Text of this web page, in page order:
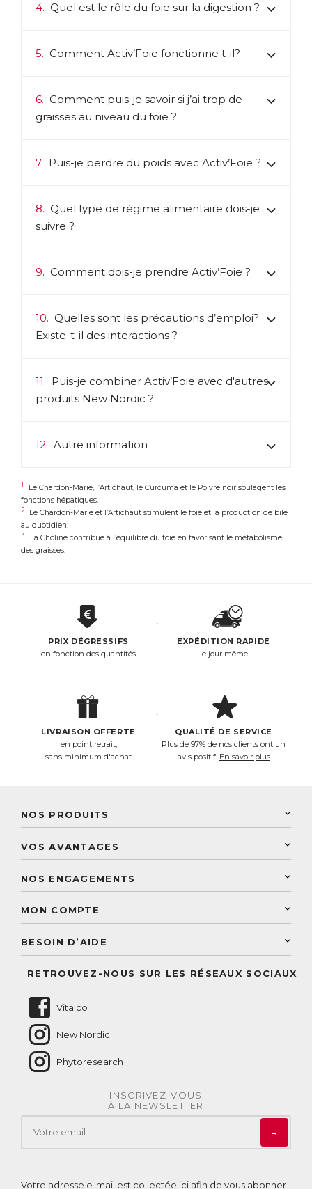
4. Quel est le rôle du foie sur la digestion ?
5. Comment Activ’Foie fonctionne t-il?
6. Comment puis-je savoir si j’ai trop de
graisses au niveau du foie ?
7. Puis-je perdre du poids avec Activ’Foie ?
8. Quel type de régime alimentaire dois-je
suivre ?
9. Comment dois-je prendre Activ’Foie ?
10. Quelles sont les précautions d’emploi?
Existe-t-il des interactions ?
11. Puis-je combiner Activ’Foie avec d'autres
produits New Nordic ?
12. Autre information
1
Le Chardon-Marie, l’Artichaut, le Curcuma et le Poivre noir soulagent les
fonctions hépatiques.
2
Le Chardon-Marie et l’Artichaut stimulent le foie et la production de bile
au quotidien.
3
La Choline contribue à l’équilibre du foie en favorisant le métabolisme
des graisses.
PRIX DÉGRESSIFS
en fonction des quantités
EXPÉDITION RAPIDE
le jour même
LIVRAISON OFFERTE
en point retrait,
sans minimum d'achat
QUALITÉ DE SERVICE
Plus de 97% de nos clients ont un
avis positif. En savoir plus
NOS PRODUITS
Laboratoire Landais
Découvrez le catalogue
VOS AVANTAGES
Paiement sécurisé
Conseils personnalisés
NOS ENGAGEMENTS
Conseil personnalisé
MON COMPTE
BESOIN D’AIDE
RETROUVEZ-NOUS SUR LES RÉSEAUX SOCIAUX
Vitalco
New Nordic
Phytoresearch
INSCRIVEZ-VOUS
À LA NEWSLETTER
→
Votre adresse e-mail est collectée ici afin de vous abonner